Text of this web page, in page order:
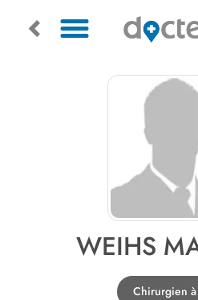
WEIHS
Chirurgien